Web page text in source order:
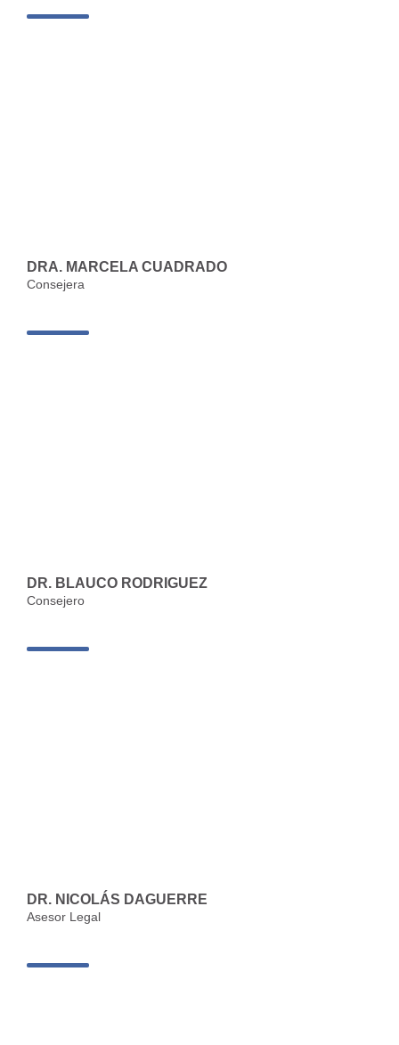
DRA. MARCELA CUADRADO
Consejera
DR. BLAUCO RODRIGUEZ
Consejero
DR. NICOLÁS DAGUERRE
Asesor Legal